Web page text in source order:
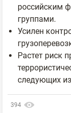
российским
группами.
Усилен
Растет риск
следующих
394